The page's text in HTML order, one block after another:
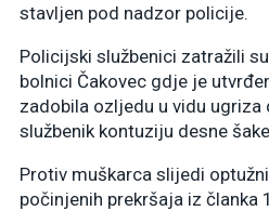
stavljen pod nadzor policije.
Policijski službenici zatražili
bolnici Čakovec gdje je
zadobila ozljedu u vidu ugriza
službenik kontuziju desne
Protiv muškarca slijedi
počinjenih prekršaja iz članka